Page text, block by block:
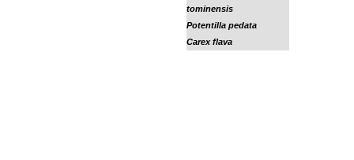
tominensis
Potentilla pedata
Carex flava